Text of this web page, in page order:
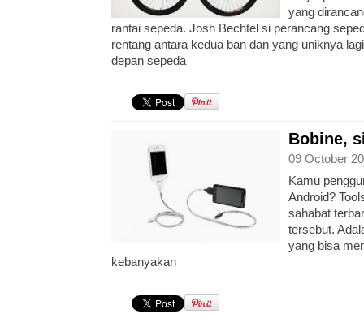
yang
rantai sepeda. Josh Bechtel si perancang
rentang antara kedua ban dan yang uniknya
depan sepeda
Bobine,
09 October
Kamu
Android?
sahabat
tersebut.
yang bisa
kebanyakan